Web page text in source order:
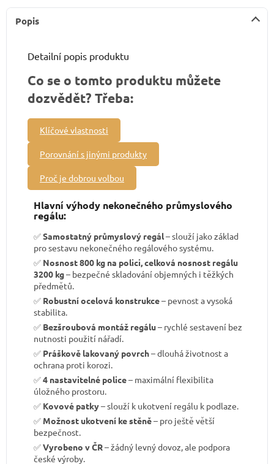
Popis
Detailní popis produktu
Co se o tomto produktu můžete
dozvědět? Třeba:
Klíčové vlastnosti
Porovnání s jinými produkty
Proč je dobrou volbou
Hlavní výhody nekonečného průmyslového
regálu:
✅Samostatný průmyslový regál– slouží jako základ
pro sestavu nekonečného regálového systému.
✅ Nosnost 800 kg na polici, celková nosnost regálu
3200 kg– bezpečné skladování objemných i těžkých
předmětů.
✅ Robustní ocelová konstrukce– pevnost a vysoká
stabilita.
✅ Bezšroubová montáž regálu– rychlé sestavení bez
nutnosti použití nářadí.
✅ Práškově lakovaný povrch– dlouhá životnost a
ochrana proti korozi.
✅4 nastavitelné police– maximální flexibilita
úložného prostoru.
✅ Kovové patky– slouží k ukotvení regálu k podlaze.
✅ Možnost ukotvení ke stěně– pro ještě větší
bezpečnost.
✅Vyrobeno v ČR– žádný levný dovoz, ale podpora
české výroby.